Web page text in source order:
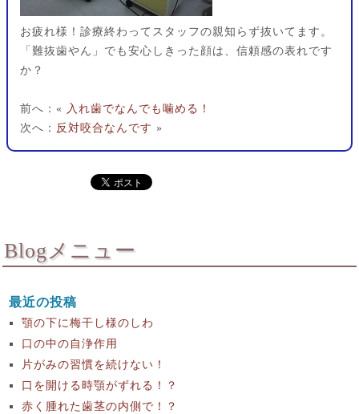
お疲れ様！診療終わってスタッフの親知らず抜いてます。
「難抜歯やん」でも安心しきった顔は、信頼感の表れです
か？
前へ：« 入れ歯でなんでも噛める！
次へ： 反対咬合なんです »
Blogメニュー
最近の投稿
顎の下に梅干し様のしわ
口の中の自浄作用
片がみの習慣を続けない！
口を開ける時顎がずれる！？
赤く腫れた歯茎の内側で！？